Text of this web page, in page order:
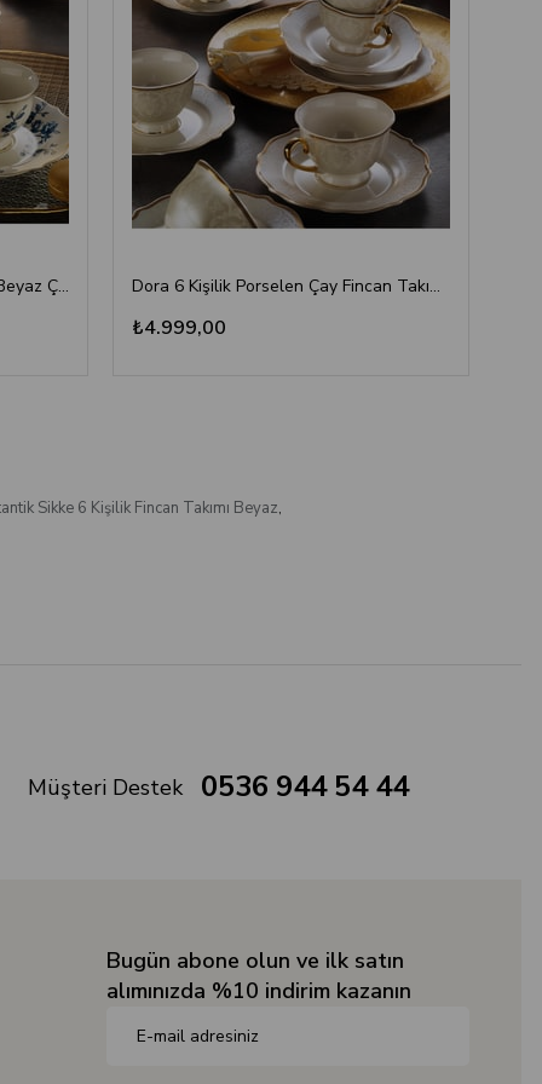
Lena Altın Detaylı 6 Kişilik Mavi Beyaz Çay Fincan Takımı Dora 6 Kişilik Porselen Çay Fincan Takımı 12 Parça
₺4.999,00
Sikke 6 Kişilik Fincan Takımı Beyaz,
Müşteri Destek 0536 944 54 44
Bugün abone olun ve ilk satın
alımınızda %10 indirim kazanın